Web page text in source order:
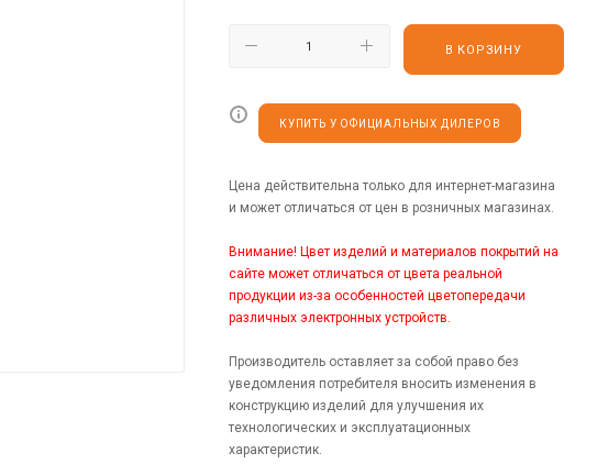
В КОРЗИНУ
КУПИТЬ У ОФИЦИАЛЬНЫХ ДИЛЕРОВ
Цена действительна только для интернет-магазина
и может отличаться от цен в розничных магазинах.
Внимание! Цвет изделий и материалов покрытий на
сайте может отличаться от цвета реальной
продукции из-за особенностей цветопередачи
различных электронных устройств.
Производитель оставляет за собой право без
уведомления потребителя вносить изменения в
конструкцию изделий для улучшения их
технологических и эксплуатационных
характеристик.